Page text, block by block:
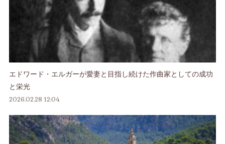
エドワード・エルガーが愛妻と目指し続けた作曲家としての成功
と栄光
2026.02.28 12:04